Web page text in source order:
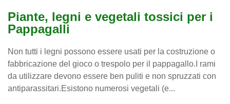
Piante, legni e vegetali tossici per i
Pappagalli
Non tutti i legni possono essere usati per la costruzione o
fabbricazione del gioco o trespolo per il pappagallo.I rami
da utilizzare devono essere ben puliti e non spruzzati con
antiparassitari.Esistono numerosi vegetali (e...